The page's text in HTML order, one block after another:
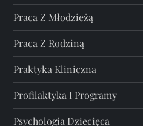
Praca Z Młodzieżą
Praca Z Rodziną
Praktyka Kliniczna
Profilaktyka I Programy
Psychologia Dziecięca